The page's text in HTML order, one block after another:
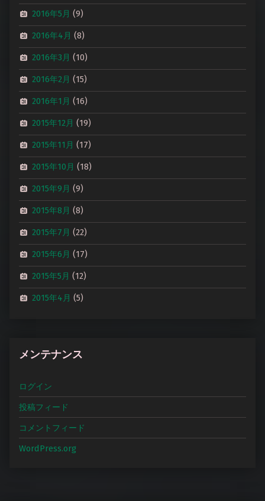
2016年5月 (9)
2016年4月 (8)
2016年3月 (10)
2016年2月 (15)
2016年1月 (16)
2015年12月 (19)
2015年11月 (17)
2015年10月 (18)
2015年9月 (9)
2015年8月 (8)
2015年7月 (22)
2015年6月 (17)
2015年5月 (12)
2015年4月 (5)
メンテナンス
ログイン
投稿フィード
コメントフィード
WordPress.org